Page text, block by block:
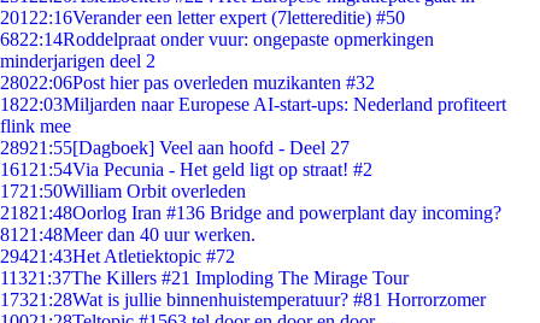
201 22:16Verander een letter expert (7lettereditie) #50
6822:14Roddelpraat onder vuur: ongepaste opmerkingen
minderjarigen deel 2
28022:06Post hier pas overleden muzikanten #32
1822:03Miljarden naar Europese AI-start-ups: Nederland profiteert
flink mee
28921:55[Dagboek] Veel aan hoofd - Deel 27
161 21:54Via Pecunia - Het geld ligt op straat! #2
1721:50William Orbit overleden
21821:48Oorlog Iran #136 Bridge and powerplant day incoming?
81 21:48Meer dan 40 uur werken.
29421:43Het Atletiektopic #72
11321:37The Killers #21 Imploding The Mirage Tour
17321:28Wat is jullie binnenhuistemperatuur? #81 Horrorzomer